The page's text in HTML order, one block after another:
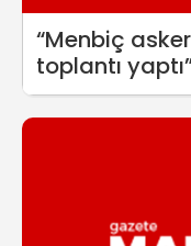
“Menbiç
toplantı